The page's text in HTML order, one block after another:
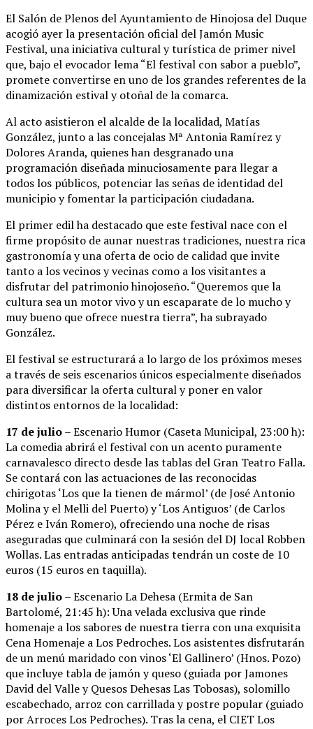
El Salón de Plenos del Ayuntamiento de Hinojosa del Duque
acogió ayer la presentación oficial del Jamón Music
Festival, una iniciativa cultural y turística de primer nivel
que, bajo el evocador lema “El festival con sabor a pueblo”,
promete convertirse en uno de los grandes referentes de la
dinamización estival y otoñal de la comarca.
Al acto asistieron el alcalde de la localidad, Matías
González, junto a las concejalas Mª Antonia Ramírez y
Dolores Aranda, quienes han desgranado una
programación diseñada minuciosamente para llegar a
todos los públicos, potenciar las señas de identidad del
municipio y fomentar la participación ciudadana.
El primer edil ha destacado que este festival nace con el
firme propósito de aunar nuestras tradiciones, nuestra rica
gastronomía y una oferta de ocio de calidad que invite
tanto a los vecinos y vecinas como a los visitantes a
disfrutar del patrimonio hinojoseño. “Queremos que la
cultura sea un motor vivo y un escaparate de lo mucho y
muy bueno que ofrece nuestra tierra”, ha subrayado
González.
El festival se estructurará a lo largo de los próximos meses
a través de seis escenarios únicos especialmente diseñados
para diversificar la oferta cultural y poner en valor
distintos entornos de la localidad:
17 de julio– Escenario Humor (Caseta Municipal, 23:00 h):
La comedia abrirá el festival con un acento puramente
carnavalesco directo desde las tablas del Gran Teatro Falla.
Se contará con las actuaciones de las reconocidas
chirigotas ‘Los que la tienen de mármol’ (de José Antonio
Molina y el Melli del Puerto) y ‘Los Antiguos’ (de Carlos
Pérez e Iván Romero), ofreciendo una noche de risas
aseguradas que culminará con la sesión del DJ local Robben
Wollas. Las entradas anticipadas tendrán un coste de 10
euros (15 euros en taquilla).
18 de julio– Escenario La Dehesa (Ermita de San
Bartolomé, 21:45 h): Una velada exclusiva que rinde
homenaje a los sabores de nuestra tierra con una exquisita
Cena Homenaje a Los Pedroches. Los asistentes disfrutarán
de un menú maridado con vinos ‘El Gallinero’ (Hnos. Pozo)
que incluye tabla de jamón y queso (guiada por Jamones
David del Valle y Quesos Dehesas Las Tobosas), solomillo
escabechado, arroz con carrillada y postre popular (guiado
por Arroces Los Pedroches). Tras la cena, el CIET Los